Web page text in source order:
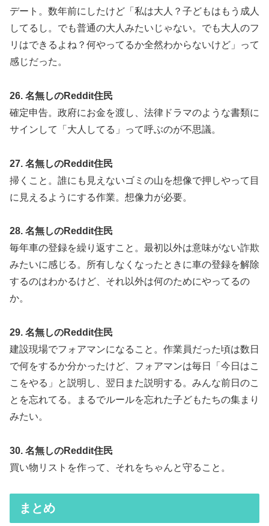
デート。数年前にしたけど「私は大人？子どもはもう成人
してるし。でも普通の大人みたいじゃない。でも大人のフ
リはできるよね？何やってるか全然わからないけど」って
感じだった。
26. 名無しのReddit住民
確定申告。政府にお金を渡し、法律ドラマのような書類に
サインして「大人してる」って呼ぶのが不思議。
27. 名無しのReddit住民
掃くこと。誰にも見えないゴミの山を想像で押しやって目
に見えるようにする作業。想像力が必要。
28. 名無しのReddit住民
毎年車の登録を繰り返すこと。最初以外は意味がない詐欺
みたいに感じる。所有しなくなったときに車の登録を解除
するのはわかるけど、それ以外は何のためにやってるの
か。
29. 名無しのReddit住民
建設現場でフォアマンになること。作業員だった頃は数日
で何をするか分かったけど、フォアマンは毎日「今日はこ
こをやる」と説明し、翌日また説明する。みんな前日のこ
とを忘れてる。まるでルールを忘れた子どもたちの集まり
みたい。
30. 名無しのReddit住民
買い物リストを作って、それをちゃんと守ること。
まとめ